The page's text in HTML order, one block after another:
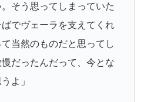
そう思ってしまっていた
でヴェーラを支えてくれ
当然のものだと思ってし
だったんだって、今とな
よ」